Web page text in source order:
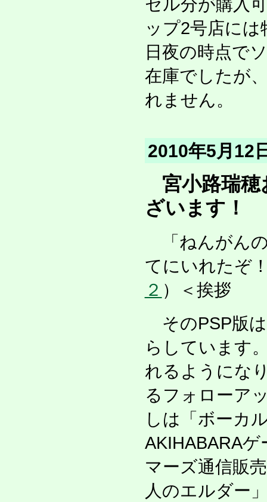
セル分が購入
ップ2号店に
日夜の時点で
在庫でしたが
れません。
2010年5月12
宮小路瑞
ざいます！
「ねんがん
てにいれたぞ
２ ）＜挨拶
そのPSP版
らしています
れるようにな
るフォローア
しは「ボーカ
AKIHABARA
マーズ通信販
人のエルダー